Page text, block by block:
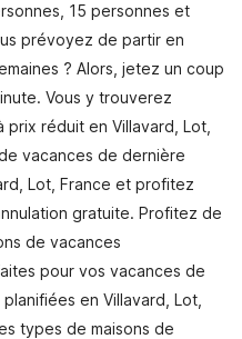
15 personnes et
prévoyez de partir en
? Alors, jetez un coup
Vous y trouverez
prix réduit en Villavard, Lot,
vacances de dernière
Lot, France et profitez
gratuite. Profitez de
de vacances
pour vos vacances de
en Villavard, Lot,
types de maisons de